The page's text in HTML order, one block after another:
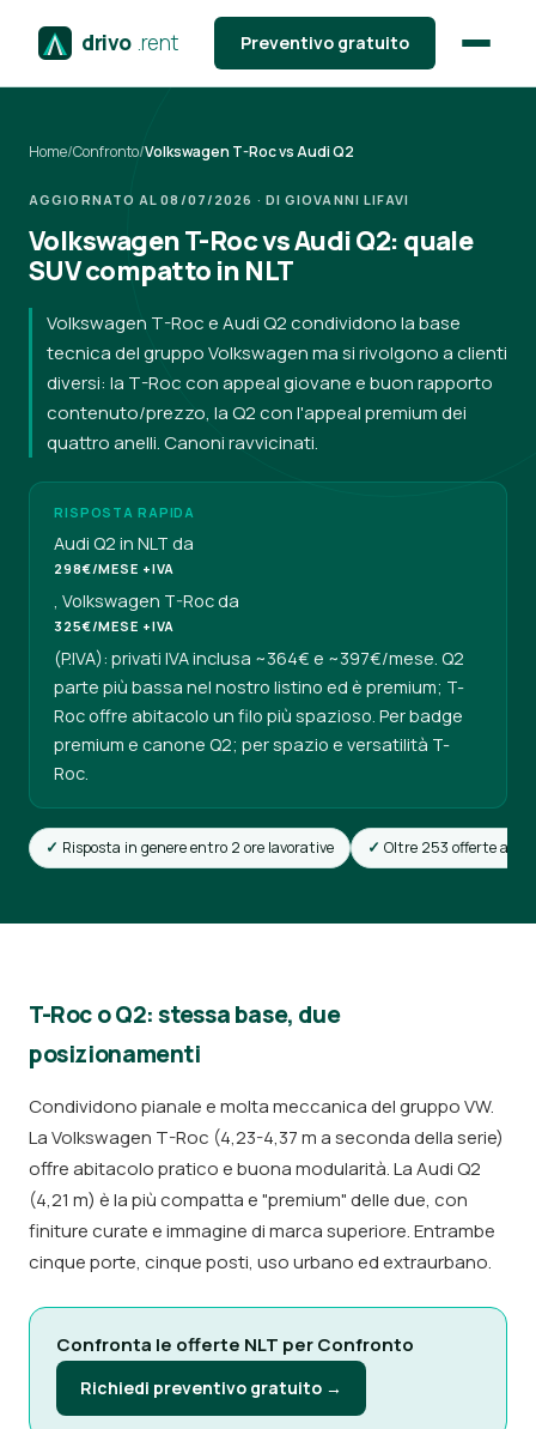
drivo .rent Preventivo gratuito
Home/Confronto/Volkswagen T-Roc vs Audi Q2
AGGIORNATO AL 08/07/2026 · DI GIOVANNI LIFAVI
Volkswagen T-Roc vs Audi Q2: quale
SUV compatto in NLT
Volkswagen T-Roc e Audi Q2 condividono la base
tecnica del gruppo Volkswagen ma si rivolgono a clienti
diversi: la T-Roc con appeal giovane e buon rapporto
contenuto/prezzo, la Q2 con l'appeal premium dei
quattro anelli. Canoni ravvicinati.
RISPOSTA RAPIDA
Audi Q2 in NLT da
298€/MESE +IVA
, Volkswagen T-Roc da
325€/MESE +IVA
(P.IVA): privati IVA inclusa ~364€ e ~397€/mese. Q2
parte più bassa nel nostro listino ed è premium; T-
Roc offre abitacolo un filo più spazioso. Per badge
premium e canone Q2; per spazio e versatilità T-
Roc.
Risposta in genere entro 2 ore lavorative Oltre 253 offerte attive
T-Roc o Q2: stessa base, due
posizionamenti
Condividono pianale e molta meccanica del gruppo VW.
La Volkswagen T-Roc (4,23-4,37 m a seconda della serie)
offre abitacolo pratico e buona modularità. La Audi Q2
(4,21 m) è la più compatta e "premium" delle due, con
finiture curate e immagine di marca superiore. Entrambe
cinque porte, cinque posti, uso urbano ed extraurbano.
Confronta le offerte NLT per Confronto
Richiedi preventivo gratuito →